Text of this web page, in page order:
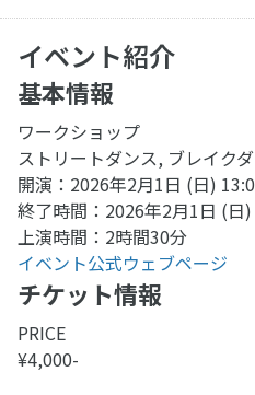
イベント紹介
基本情報
ワークショップ
ストリートダンス, ブレイク
開演：2026年2月1日 (日)
終了時間：2026年2月1日 (日
上演時間：2時間30分
イベント公式ウェブページ
チケット情報
PRICE
¥4,000-